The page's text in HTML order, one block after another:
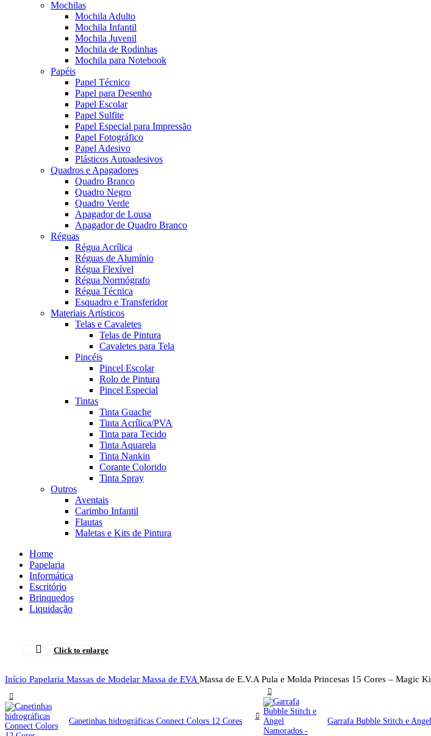
Mochilas
Mochila Adulto
Mochila Infantil
Mochila Juvenil
Mochila de Rodinhas
Mochila para Notebook
Papéis
Papel Técnico
Papel para Desenho
Papel Escolar
Papel Sulfite
Papel Especial para Impressão
Papel Fotográfico
Papel Adesivo
Plásticos Autoadesivos
Quadros e Apagadores
Quadro Branco
Quadro Negro
Quadro Verde
Apagador de Lousa
Apagador de Quadro Branco
Réguas
Régua Acrílica
Réguas de Alumínio
Régua Flexível
Régua Normógrafo
Régua Técnica
Esquadro e Transferidor
Materiais Artísticos
Telas e Cavaletes
Telas de Pintura
Cavaletes para Tela
Pincéis
Pincel Escolar
Rolo de Pintura
Pincel Especial
Tintas
Tinta Guache
Tinta Acrílica/PVA
Tinta para Tecido
Tinta Aquarela
Tinta Nankin
Corante Colorido
Tinta Spray
Outros
Aventais
Carimbo Infantil
Flautas
Maletas e Kits de Pintura
Home
Papelaria
Informática
Escritório
Brinquedos
Liquidação
Click to enlarge
Início Papelaria Massas de Modelar Massa de EVA Massa de E.V.A Pula e Molda Princesas 15 Cores – Magic
Canetinhas hidrográficas Connect Colors 12 Cores Garrafa Bubble Stitch e